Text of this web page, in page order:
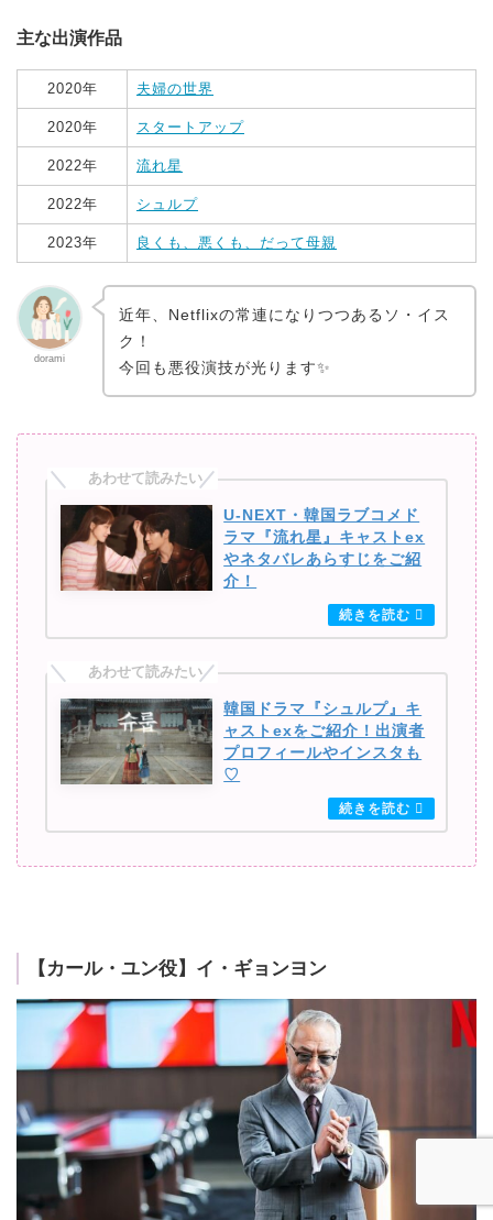
主な出演作品
2020年 夫婦の世界
2020年 スタートアップ
2022年 流れ星
2022年 シュルプ
2023年 良くも、悪くも、だって母親
dorami
近年、Netflixの常連になりつつあるソ・イス
ク！
今回も悪役演技が光ります✨
U-NEXT・韓国ラブコメド
ラマ『流れ星』キャストex
やネタバレあらすじをご紹
介！
韓国ドラマ『シュルプ』キ
ャストexをご紹介！出演者
プロフィールやインスタも
♡
【カール・ユン役】イ・ギョンヨン